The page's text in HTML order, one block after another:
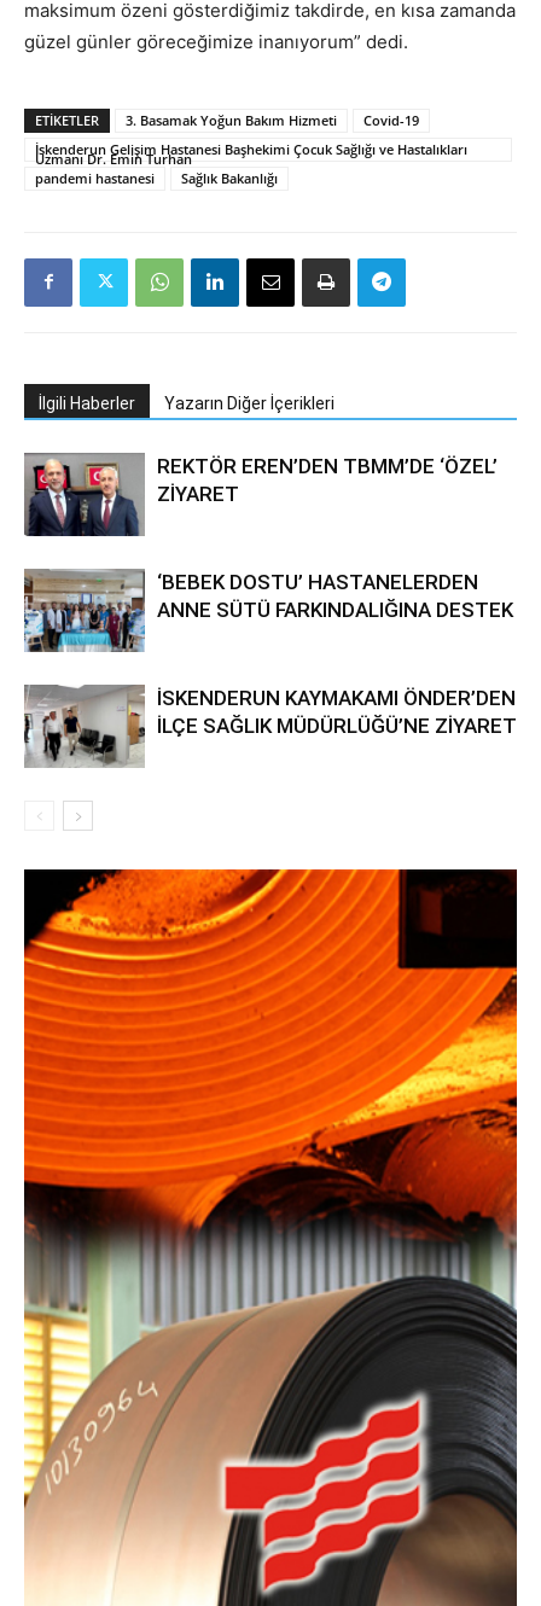
maksimum özeni gösterdiğimiz takdirde, en kısa zamanda
güzel günler göreceğimize inanıyorum” dedi.
ETIKETLER 3. Basamak Yoğun Bakım Hizmeti
Covid-19
İskenderun Gelişim Hastanesi Başhekimi Çocuk Sağlığı ve Hastalıkları
Uzmanı Dr. Emin Turhan
pandemi hastanesi
Sağlık Bakanlığı
İlgili Haberler Yazarın Diğer İçerikleri
REKTÖR EREN’DEN TBMM’DE ‘ÖZEL’
ZİYARET
‘BEBEK DOSTU’ HASTANELERDEN
ANNE SÜTÜ FARKINDALIĞINA DESTEK
İSKENDERUN KAYMAKAMI ÖNDER’DEN
İLÇE SAĞLIK MÜDÜRLÜĞÜ’NE ZİYARET